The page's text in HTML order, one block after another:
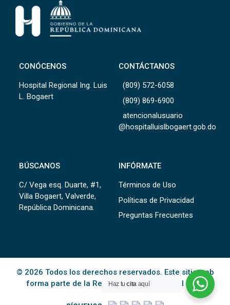
CONÓCENOS
Hospital Regional Ing. Luis
L. Bogaert
CONTÁCTANOS
(809) 572-6058
(809) 869-6900
atencionalusuario
@hospitalluislbogaert.gob.do
BÚSCANOS
C/ Vega esq. Duarte, #1,
Villa Bogaert, Valverde,
República Dominicana.
INFÓRMATE
Términos de Uso
Políticas de Privacidad
Preguntas Frecuentes
© 2026 Todos los derechos reservados. Este sitio web
forma parte de la Red Pública de Salud del SNS.
Haz tucita aquí